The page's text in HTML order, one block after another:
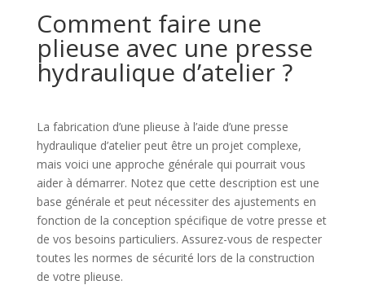
Comment faire une
plieuse avec une presse
hydraulique d’atelier ?
La fabrication d’une plieuse à l’aide d’une presse
hydraulique d’atelier peut être un projet complexe,
mais voici une approche générale qui pourrait vous
aider à démarrer. Notez que cette description est une
base générale et peut nécessiter des ajustements en
fonction de la conception spécifique de votre presse et
de vos besoins particuliers. Assurez-vous de respecter
toutes les normes de sécurité lors de la construction
de votre plieuse.